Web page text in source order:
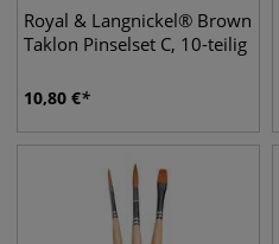
Royal & Langnickel® Brown
Taklon Pinselset C, 10-teilig
10,80 €